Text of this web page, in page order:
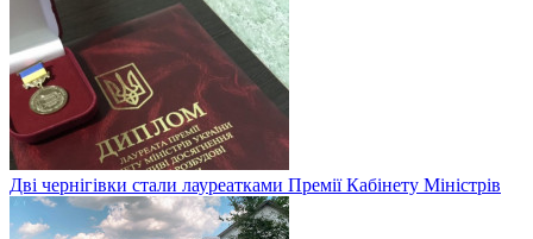
Дві чернігівки стали лауреатками Премії Кабінету Міністрів